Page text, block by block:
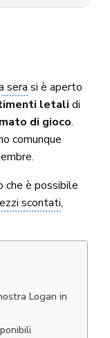
sera si è aperto
letali di
di gioco.
comunque
che è possibile
scontati,
Logan in